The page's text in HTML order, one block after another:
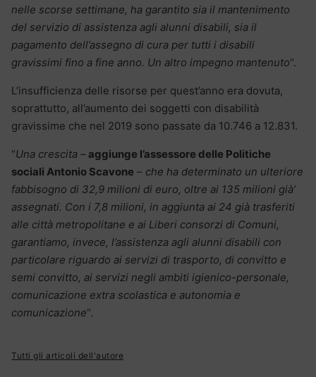
nelle scorse settimane, ha garantito sia il mantenimento
del servizio di assistenza agli alunni disabili, sia il
pagamento dell’assegno di cura per tutti i disabili
gravissimi fino a fine anno. Un altro impegno mantenuto“.
L’insufficienza delle risorse per quest’anno era dovuta,
soprattutto, all’aumento dei soggetti con disabilità
gravissime che nel 2019 sono passate da 10.746 a 12.831.
“Una crescita –aggiunge l’assessore delle Politiche
sociali Antonio Scavone – che ha determinato un ulteriore
fabbisogno di 32,9 milioni di euro, oltre ai 135 milioni già’
assegnati. Con i 7,8 milioni, in aggiunta ai 24 già trasferiti
alle città metropolitane e ai Liberi consorzi di Comuni,
garantiamo, invece, l’assistenza agli alunni disabili con
particolare riguardo ai servizi di trasporto, di convitto e
semi convitto, ai servizi negli ambiti igienico-personale,
comunicazione extra scolastica e autonomia e
comunicazione“.
Tutti gli articoli dell'autore